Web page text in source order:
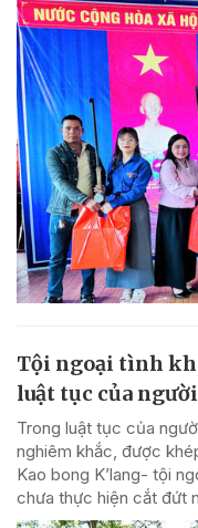
Tội ngoại tình
luật tục của
Trong luật tục của
nghiêm khắc, được
Kao bong K’lang- tội
chưa thực hiện cắt đứt